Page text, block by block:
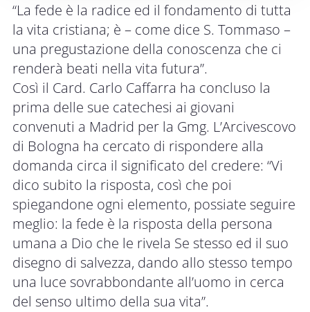
“La fede è la radice ed il fondamento di tutta
la vita cristiana; è – come dice S. Tommaso –
una pregustazione della conoscenza che ci
renderà beati nella vita futura”.
Così il Card. Carlo Caffarra ha concluso la
prima delle sue catechesi ai giovani
convenuti a Madrid per la Gmg. L’Arcivescovo
di Bologna ha cercato di rispondere alla
domanda circa il significato del credere: “Vi
dico subito la risposta, così che poi
spiegandone ogni elemento, possiate seguire
meglio: la fede è la risposta della persona
umana a Dio che le rivela Se stesso ed il suo
disegno di salvezza, dando allo stesso tempo
una luce sovrabbondante all’uomo in cerca
del senso ultimo della sua vita”.